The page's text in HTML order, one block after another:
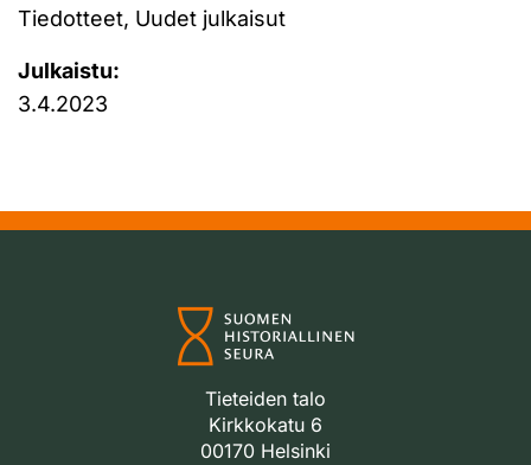
Tiedotteet, Uudet julkaisut
Julkaistu:
3.4.2023
Tieteiden talo
Kirkkokatu 6
00170 Helsinki